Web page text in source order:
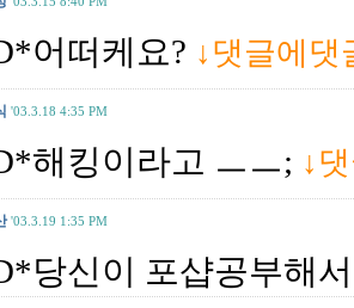
어떠케요? ↓댓글에댓
'03.3.18 4:35 PM
해킹이라고 ㅡㅡ; ↓
'03.3.19 1:35 PM
당신이 포샵공부해